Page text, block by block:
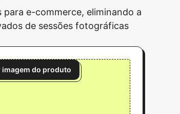
e-commerce, eliminando a
de sessões fotográficas
imagem do produto